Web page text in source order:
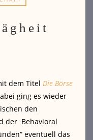
dem Titel Die Börse
ging es wieder
den
der Behavioral
eventuell das